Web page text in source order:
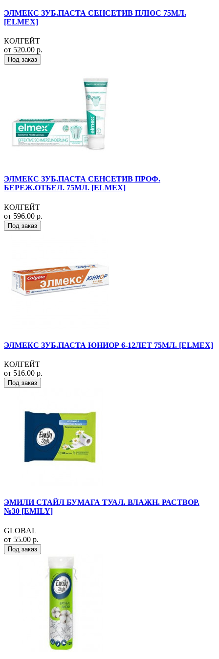
ЭЛМЕКС ЗУБ.ПАСТА СЕНСЕТИВ ПЛЮС 75МЛ.
[ELMEX]
КОЛГЕЙТ
от 520.00 р.
Под заказ
ЭЛМЕКС ЗУБ.ПАСТА СЕНСЕТИВ ПРОФ.
БЕРЕЖ.ОТБЕЛ. 75МЛ. [ELMEX]
КОЛГЕЙТ
от 596.00 р.
Под заказ
ЭЛМЕКС ЗУБ.ПАСТА ЮНИОР 6-12ЛЕТ 75МЛ. [ELMEX]
КОЛГЕЙТ
от 516.00 р.
Под заказ
ЭМИЛИ СТАЙЛ БУМАГА ТУАЛ. ВЛАЖН. РАСТВОР.
№30 [EMILY]
GLOBAL
от 55.00 р.
Под заказ